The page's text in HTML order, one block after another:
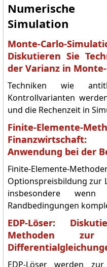
Simulation
Monte-Carlo-
Diskutieren Sie
der Varianz in
Techniken wie
Kontrollvarianten
und die Rechenzeit in
Finite-
Anwendung bei der
Finite-Elemente-
Optionspreisbildung zur
insbesondere
Randbedingungen
EDP-Löser:
Methoden zur
EDP-Löser werden